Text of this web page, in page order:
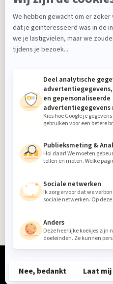
Ontvang nieuws, tips en
Aanmelden
5-
© 2026 / Woongelofelijk Van
Tikkl